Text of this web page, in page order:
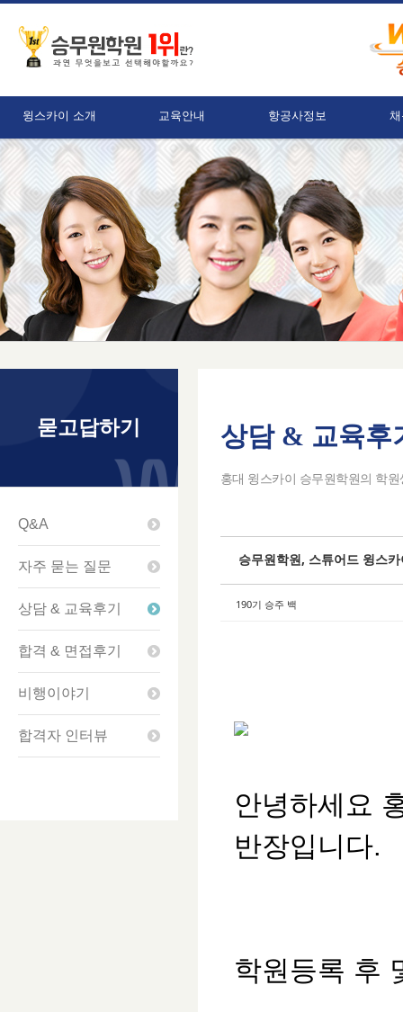
윙스카이 소개 교육안내 항공사정보
묻고답하기
Q&A
자주 묻는 질문
상담 & 교육후기
합격 & 면접후기
비행이야기
합격자 인터뷰
상담 & 교육후
홍대 윙스카이 승무원학원의 학
승무원학원, 스튜어드 윙스
190기 승주 백
안녕하세요
반장입니다.
학원등록 후